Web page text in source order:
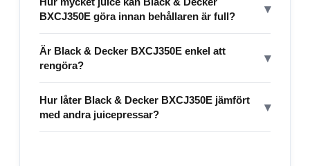
BXCJ350E göra innan behållaren är full?
▾
Är Black & Decker BXCJ350E enkel att
rengöra?
▾
Hur låter Black & Decker BXCJ350E jämfört
med andra juicepressar?
▾